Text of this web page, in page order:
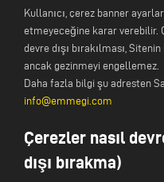
Kullanıcı, çerez banner
etmeyeceğine karar verebilir.
devre dışı bırakılması,
ancak gezinmeyi engellemez.
Daha fazla bilgi şu adresten
info@emmegi.com
Çerezler nasıl
dışı bırakma)